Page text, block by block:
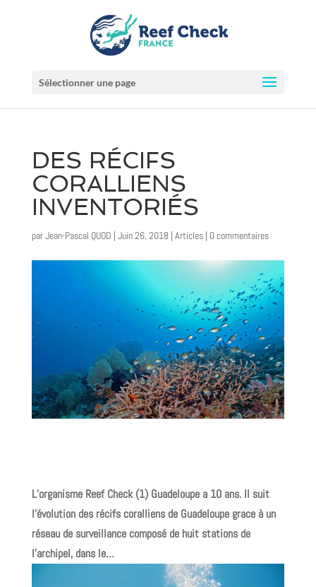
Sélectionner une page
DES RÉCIFS
CORALLIENS
INVENTORIÉS
parJean-Pascal QUOD | Juin 26, 2018| Articles| 0 commentaires
L’organisme Reef Check (1) Guadeloupe a 10 ans. Il suit
l’évolution des récifs coralliens de Guadeloupe grace à un
réseau de surveillance composé de huit stations de
l’archipel, dans le…